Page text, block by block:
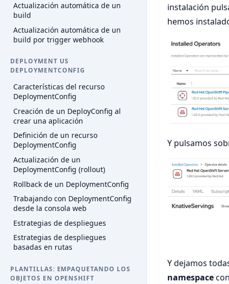
Actualización automática de un
build
Actualización automática de un
build por trigger webhook
DEPLOYMENT US
DEPLOYMENTCONFIG
Características del recurso
DeploymentConfig
Creación de un DeployConfig al
crear una aplicación
Definición de un recurso
DeploymentConfig
Actualización de un
DeploymentConfig (rollout)
Rollback de un DeploymentConfig
Trabajando con DeploymentConfig
desde la consola web
Estrategias de despliegues
Estrategias de despliegues
basadas en rutas
PLANTILLAS: EMPAQUETANDO LOS
OBJETOS EN OPENSHIFT
instalación
hemos
Y pulsamos
Y dejamos
namespace